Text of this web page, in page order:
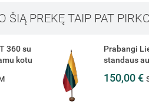
ŠIĄ PREKĘ TAIP PAT
360 su
kotu
Prabangi
standaus
150,00 €